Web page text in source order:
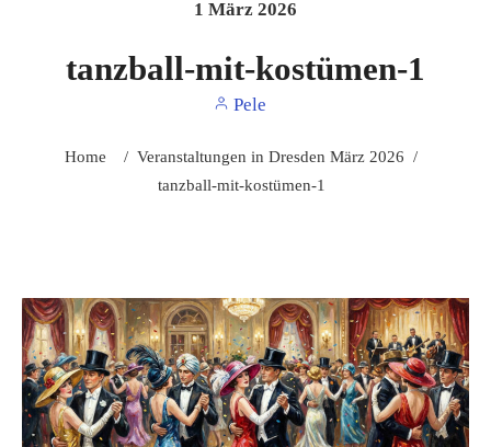
1 März 2026
tanzball-mit-kostümen-1
Pele
Home / Veranstaltungen in Dresden März 2026 /
tanzball-mit-kostümen-1